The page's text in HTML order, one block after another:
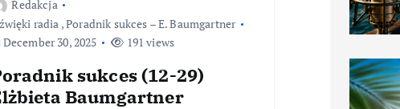
Redakcja
radia ,Poradnik sukces – E. Baumgartner
December 30, 2025
191 views
sukces (12-29)
Baumgartner